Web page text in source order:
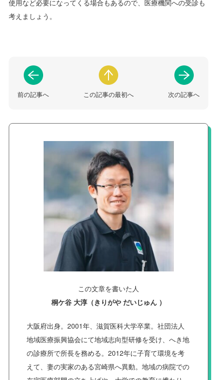
使用など必要になってくる場合もあるので、医療機関への受診も
考えましょう。
前の記事へ この記事の最初へ 次の記事へ
この文章を書いた人
桐ケ谷 大淳（きりがや だいじゅん ）
大阪府出身。2001年、滋賀医科大学卒業。社団法人
地域医療振興協会にて地域志向型研修を受け、へき地
の診療所で所長を務める。2012年に子育て環境を考
えて、妻の実家のある宮崎県へ異動。地域の病院での